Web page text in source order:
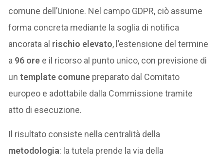
comune dell’Unione. Nel campo GDPR, ciò assume
forma concreta mediante la soglia di notifica
ancorata al rischio elevato, l’estensione del termine
a 96 ore e il ricorso al punto unico, con previsione di
untemplate comune preparato dal Comitato
europeo e adottabile dalla Commissione tramite
atto di esecuzione.
Il risultato consiste nella centralità della
metodologia: la tutela prende la via della